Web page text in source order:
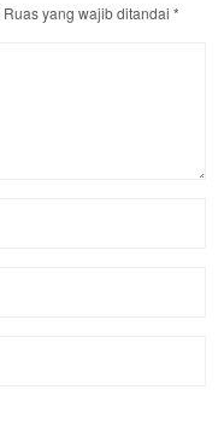
Ruas yang wajib ditandai *